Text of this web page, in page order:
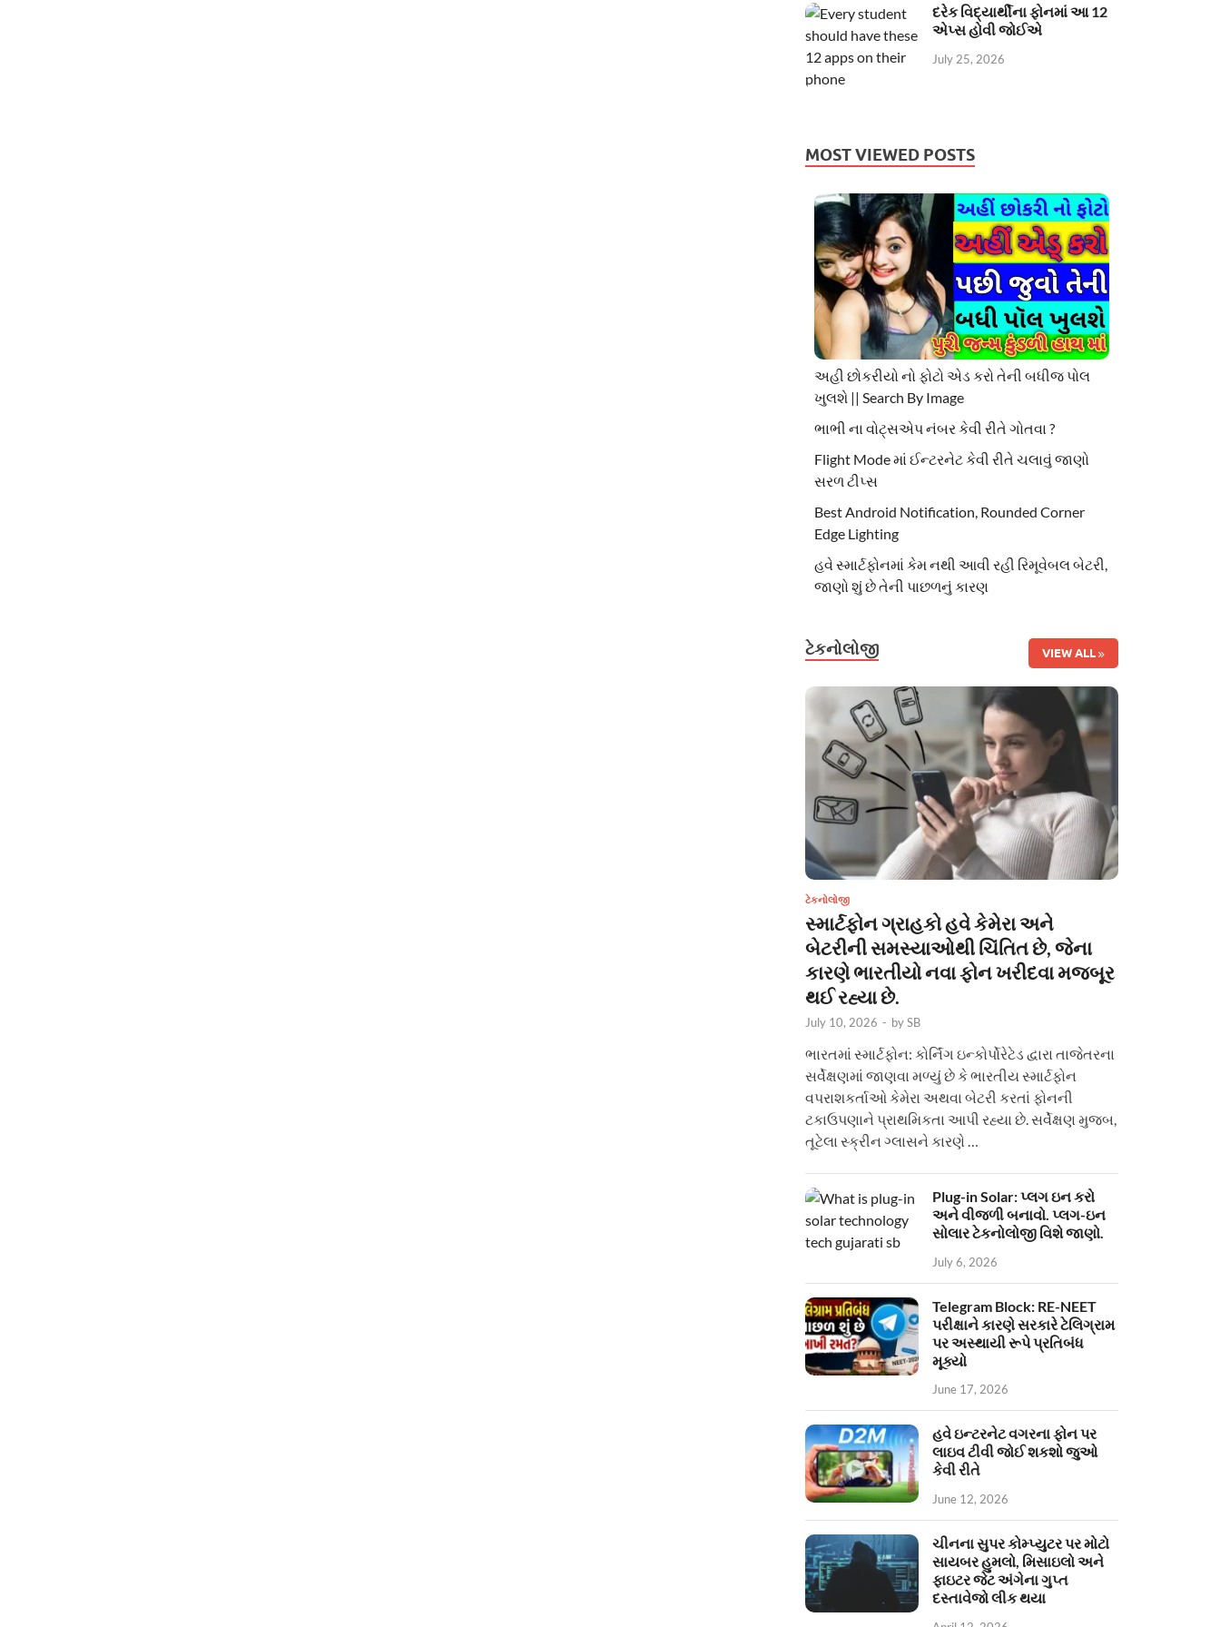
દરેક વિદ્યાર્થીના ફોનમાં આ 12
એપ્સ હોવી જોઈએ
July 25, 2026
MOST VIEWED POSTS
અહી છોકરીયો નો ફોટો એડ કરો તેની બધીજ પોલ
ખુલશે || Search By Image
ભાભી ના વોટ્સએપ નંબર કેવી રીતે ગોતવા ?
Flight Mode માં ઈન્ટરનેટ કેવી રીતે ચલાવું જાણો
સરળ ટીપ્સ
Best Android Notification, Rounded Corner
Edge Lighting
હવે સ્માર્ટફોનમાં કેમ નથી આવી રહી રિમૂવેબલ બેટરી,
જાણો શું છે તેની પાછળનું કારણ
ટેકનોલોજી VIEW ALL
ટેકનોલોજી
સ્માર્ટફોન ગ્રાહકો હવે કેમેરા અને
બેટરીની સમસ્યાઓથી ચિંતિત છે, જેના
કારણે ભારતીયો નવા ફોન ખરીદવા મજબૂર
થઈ રહ્યા છે.
July 10, 2026 - bySB
ભારતમાં સ્માર્ટફોન: કોર્નિંગ ઇન્કોર્પોરેટેડ દ્વારા તાજેતરના
સર્વેક્ષણમાં જાણવા મળ્યું છે કે ભારતીય સ્માર્ટફોન
વપરાશકર્તાઓ કેમેરા અથવા બેટરી કરતાં ફોનની
ટકાઉપણાને પ્રાથમિકતા આપી રહ્યા છે. સર્વેક્ષણ મુજબ,
તૂટેલા સ્ક્રીન ગ્લાસને કારણે …
Plug-in Solar: પ્લગ ઇન કરો
અને વીજળી બનાવો. પ્લગ-ઇન
સોલાર ટેકનોલોજી વિશે જાણો.
July 6, 2026
Telegram Block: RE-NEET
પરીક્ષાને કારણે સરકારે ટેલિગ્રામ
પર અસ્થાયી રૂપે પ્રતિબંધ
મૂક્યો
June 17, 2026
હવે ઇન્ટરનેટ વગરના ફોન પર
લાઇવ ટીવી જોઈ શકશો જુઓ
કેવી રીતે
June 12, 2026
ચીનના સુપર કોમ્પ્યુટર પર મોટો
સાયબર હુમલો, મિસાઇલો અને
ફાઇટર જેટ અંગેના ગુપ્ત
દસ્તાવેજો લીક થયા